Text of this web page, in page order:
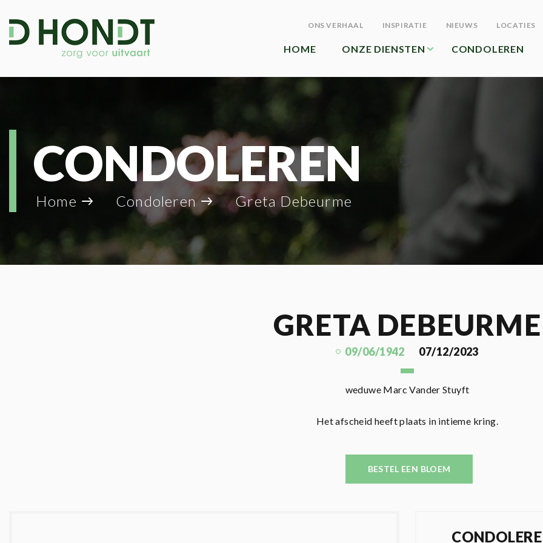
ONS VERHAAL INSPIRATIE NIEUWS LOCATIES
HOME ONZE DIENSTEN CONDOLEREN
CONDOLEREN
Home Condoleren Greta Debeurme
GRETA DEBEURME
09/06/1942 07/12/2023
weduwe Marc Vander Stuyft
Het afscheid heeft plaats in intieme kring.
BESTEL EEN BLOEM